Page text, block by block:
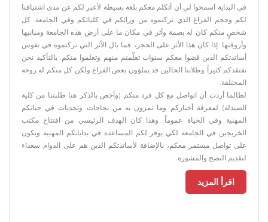
في البداية اسمحوا لي أن أتكلم معكم بلغة بسيطة لأعبر لكم عن مدى اشتياقنا
لكم وحجم الفراغ الذي تركتموه من ورائكم في كلياتكم وفي الجامعة. كل
شخصٍ منكم كان له بصمة وأثر في مكان ما على أرض هذه الجامعة ومبانيها
وأروقتها. إذا كان هذا الأثر على الحجر، فما بال الأثر التي تركتموه في نفوس
أساتذتكم الذين قضوا معكم سنوات تعلّمتم منهم وتعلموا منكم. بالتأكيد نحن
نفتقدكم كثيراً وطلابنا الحالين قد يملؤون بعض الفراغ ولكن كل منكم له روحه
المختلفة.
لطالما أردت أن اتواصل مع كل فرد منكم (وأخص بالذكر هنا طلبتنا من كلية
الصيدلة) لمعرفة أخباركم وما تمرون به من نجاحات وتحديات في حياتكم
المهنية وفي الحياة عموماً. وهذا كان الهدف الرئيسي من افتتاح مكتب
الخريجين في الجامعة لكي يوفر لكم المساعدة في بداياتكم المهنية ويكون
على تواصل مستمر معكم، بالإضافة لأساتذتكم الذين هم على الدوام سعداء
لتقديم النصح والمشورة.
اقرأ المزيد